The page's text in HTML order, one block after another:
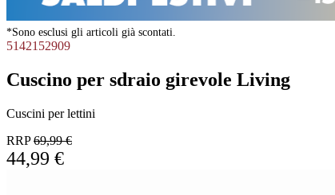
*Sono esclusi gli articoli già scontati.
5142152909
Cuscino per sdraio girevole Living
Cuscini per lettini
RRP69,99 €
44,99 €